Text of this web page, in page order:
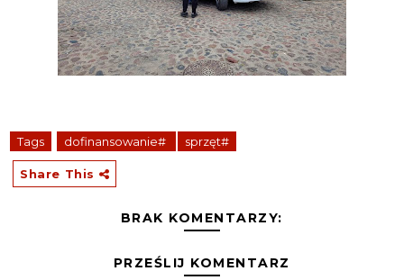
Tags dofinansowanie# sprzęt#
Share This
BRAK KOMENTARZY:
PRZEŚLIJ KOMENTARZ